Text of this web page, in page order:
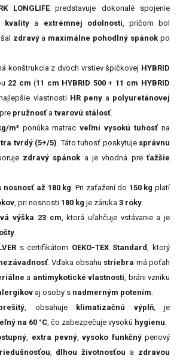
LONGLIFEpredstavuje dokonalé spojenie
kvality a extrémnej odolnosti, pričom bol
zdravýa maximálne pohodlný spánok po
konštrukcia z dvoch vrstiev špičkovej HYBRID
22 cm (11 cm HYBRID 500+ 11 cm HYBRID
vlastnosti HR penya polyuretánovej
pružnosťa tvarovú stálosť.
m³ ponúka matracveľmi vysokú tuhosťna
tvrdý (5+/5). Táto tuhosť poskytuje správnu
zdravý spánok a je vhodná preťažšie
nosnosť až 180 kg. Pri zaťažení do 150 kg platí
, pri nosnosti 180 kg je záruka 3 roky.
výška 23 cm, ktorá uľahčuje vstávanie a je
.
s certifikátom OEKO-TEX Standard, ktorý
. Vďaka obsahu striebra má poťah
a antimykotické vlastnosti, bráni vzniku
aj osoby s nadmerným potením.
, obsahuje klimatizačnú výplň, je
na 60 °C, čo zabezpečuje vysokú hygienu.
, extra pevný,vysoko funkčnýpenový
, dlhou životnosťou a zdravou